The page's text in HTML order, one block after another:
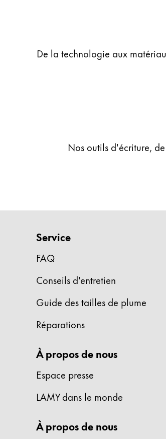
Carnets
Coffrets cadeaux
LAMY pico Lx
LAMY Community
LAMY x Kunstpalast
Lettering Workshop
LAMY Stories
Entreprise
Corporate Culture
Qualité
Design
Responsabilité
Esprit pionnier
Carrière
De la technologie aux
Nos outils d'écriture,
Service
FAQ
Conseils d'entretien
Guide des tailles de plume
Réparations
À propos de nous
Espace presse
LAMY dans le monde
À propos de nous